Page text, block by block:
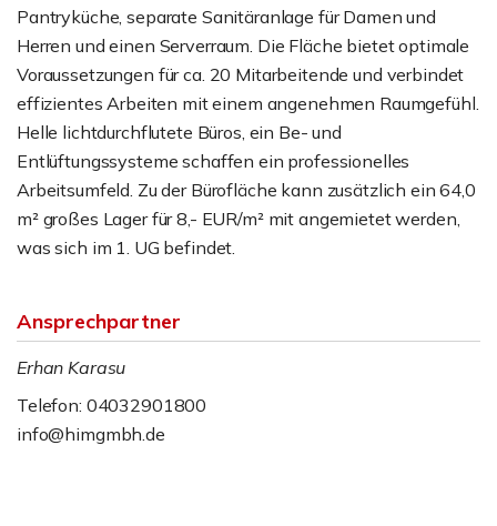
Pantryküche, separate Sanitäranlage für Damen und
Herren und einen Serverraum. Die Fläche bietet optimale
Voraussetzungen für ca. 20 Mitarbeitende und verbindet
effizientes Arbeiten mit einem angenehmen Raumgefühl.
Helle lichtdurchflutete Büros, ein Be- und
Entlüftungssysteme schaffen ein professionelles
Arbeitsumfeld. Zu der Bürofläche kann zusätzlich ein 64,0
m² großes Lager für 8,- EUR/m² mit angemietet werden,
was sich im 1. UG befindet.
Ansprechpartner
Erhan Karasu
Telefon: 04032901800
info@himgmbh.de